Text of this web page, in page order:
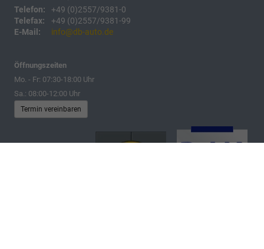
Telefon:
+49 (0)2557/9381-0
Telefax:
+49 (0)2557/9381-99
E-Mail:
info@db-auto.de
Öffnungszeiten
Mo. - Fr: 07:30-18:00 Uhr
Sa.: 08:00-12:00 Uhr
Termin vereinbaren